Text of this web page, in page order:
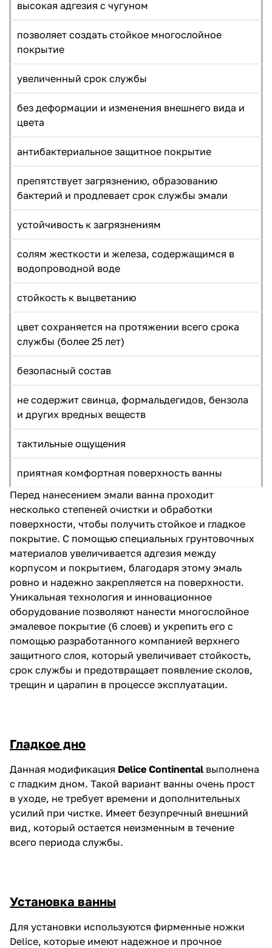
высокая адгезия с чугуном
позволяет создать стойкое многослойное
покрытие
увеличенный срок службы
без деформации и изменения внешнего вида и
цвета
антибактериальное защитное покрытие
препятствует загрязнению, образованию
бактерий и продлевает срок службы эмали
устойчивость к загрязнениям
солям жесткости и железа, содержащимся в
водопроводной воде
стойкость к выцветанию
цвет сохраняется на протяжении всего срока
службы (более 25 лет)
безопасный состав
не содержит свинца, формальдегидов, бензола
и других вредных веществ
тактильные ощущения
приятная комфортная поверхность ванны
Перед нанесением эмали ванна проходит
несколько степеней очистки и обработки
поверхности, чтобы получить стойкое и гладкое
покрытие. С помощью специальных грунтовочных
материалов увеличивается адгезия между
корпусом и покрытием, благодаря этому эмаль
ровно и надежно закрепляется на поверхности.
Уникальная технология и инновационное
оборудование позволяют нанести многослойное
эмалевое покрытие (6 слоев) и укрепить его с
помощью разработанного компанией верхнего
защитного слоя, который увеличивает стойкость,
срок службы и предотвращает появление сколов,
трещин и царапин в процессе эксплуатации.
Гладкое дно
Данная модификация Delice Continental выполнена
с гладким дном. Такой вариант ванны очень прост
в уходе, не требует времени и дополнительных
усилий при чистке. Имеет безупречный внешний
вид, который остается неизменным в течение
всего периода службы.
Установка ванны
Для установки используются фирменные ножки
Delice, которые имеют надежное и прочное